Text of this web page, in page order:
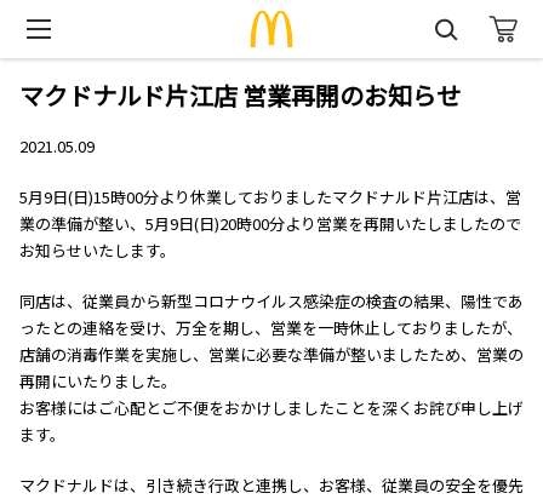
マクドナルド片江店 営業再開のお知らせ
2021.05.09
5月9日(日)15時00分より休業しておりましたマクドナルド片江店は、営
業の準備が整い、5月9日(日)20時00分より営業を再開いたしましたので
お知らせいたします。
同店は、従業員から新型コロナウイルス感染症の検査の結果、陽性であ
ったとの連絡を受け、万全を期し、営業を一時休止しておりましたが、
店舗の消毒作業を実施し、営業に必要な準備が整いましたため、営業の
再開にいたりました。
お客様にはご心配とご不便をおかけしましたことを深くお詫び申し上げ
ます。
マクドナルドは、引き続き行政と連携し、お客様、従業員の安全を優先